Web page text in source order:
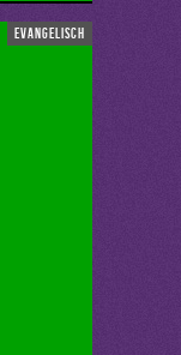
evangelisch